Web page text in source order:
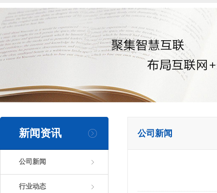
新闻资讯
公司新闻
行业动态
公司新闻